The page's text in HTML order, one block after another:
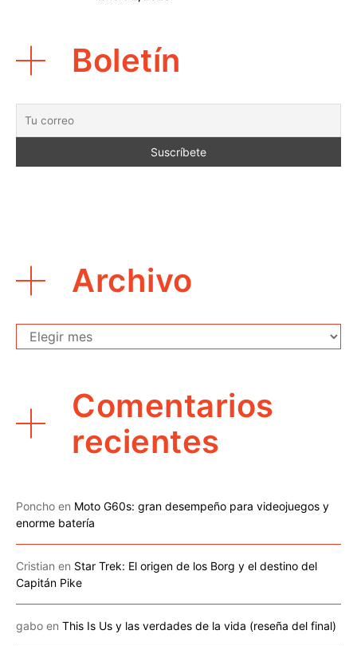
Boletín
Archivo
Archivo
Comentarios
recientes
Poncho en Moto G60s: gran desempeño para videojuegos y
enorme batería
Cristian en Star Trek: El origen de los Borg y el destino del
Capitán Pike
gabo en This Is Us y las verdades de la vida (reseña del final)